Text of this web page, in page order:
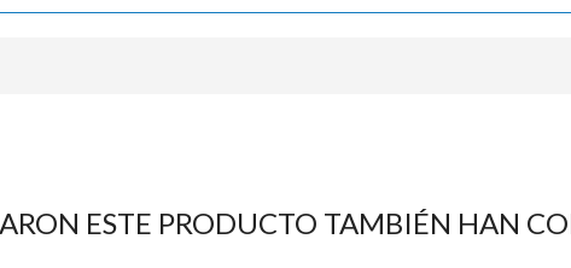
ESTE PRODUCTO TAMBIÉN HAN